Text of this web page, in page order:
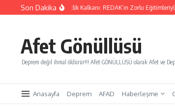
İçeriğe atlaSon Dakika
Yarınları Kurtaracak Gençlik Kalkanı: REDAK’ın Zorlu
Afet Gönüllüsü
Deprem değil ihmal öldürür!!! Afet GÖNÜLLÜSÜ olarak Afet ve
Anasayfa Deprem AFAD Haberleşme